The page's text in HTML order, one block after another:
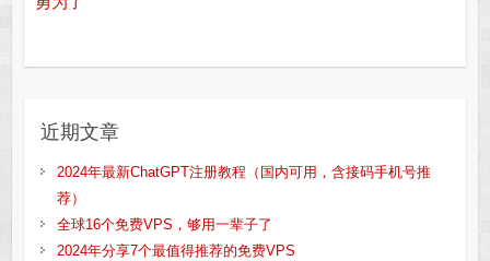
近期文章
2024年最新ChatGPT注册教程（国内可用，含接码手机号推
荐）
全球16个免费VPS，够用一辈子了
2024年分享7个最值得推荐的免费VPS